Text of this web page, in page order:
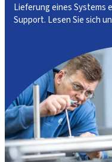
Lieferung eines Systems
Support. Lesen Sie sich